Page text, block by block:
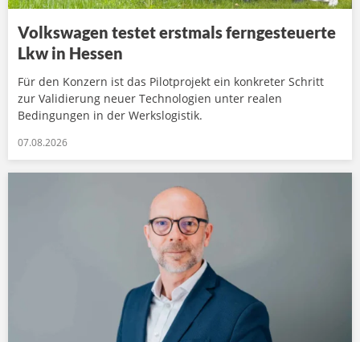
Volkswagen testet erstmals ferngesteuerte
Lkw in Hessen
Für den Konzern ist das Pilotprojekt ein konkreter Schritt
zur Validierung neuer Technologien unter realen
Bedingungen in der Werkslogistik.
07.08.2026